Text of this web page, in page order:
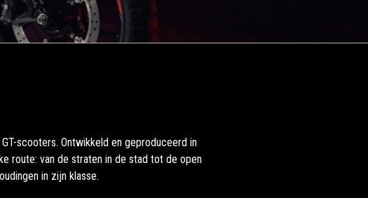
scooters. Ontwikkeld en geproduceerd in
route: van de straten in de stad tot de open
in zijn klasse.